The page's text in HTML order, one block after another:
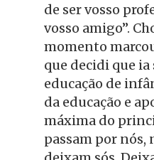
de ser vosso
vosso amigo”.
momento
que decidi que ia
educação de
da educação e
máxima do
passam por nós,